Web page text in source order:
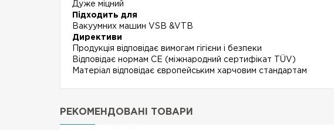
Дуже міцний
Підходить для
Вакуумних машин VSB &VTB
Директиви
Продукція відповідає вимогам гігієни і безпеки
Відповідає нормам CE (міжнародний сертифікат TÜV)
Матеріал відповідає європейським харчовим стандартам
РЕКОМЕНДОВАНІ ТОВАРИ